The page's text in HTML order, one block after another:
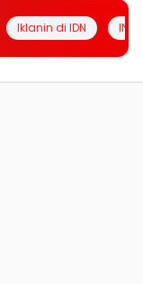
Iklanin di IDN